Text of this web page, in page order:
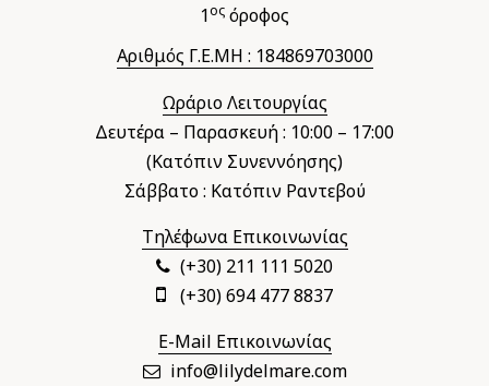
1ος όροφος
Αριθμός Γ.Ε.ΜΗ : 184869703000
Ωράριο Λειτουργίας
Δευτέρα – Παρασκευή : 10:00 – 17:00
(Κατόπιν Συνεννόησης)
Σάββατο : Κατόπιν Ραντεβού
Τηλέφωνα Επικοινωνίας
(+30) 211 111 5020
(+30) 694 477 8837
E-Mail Επικοινωνίας
info@lilydelmare.com